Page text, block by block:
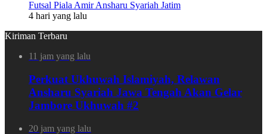
Futsal Piala Amir Ansharu Syariah Jatim
4 hari yang lalu
Kiriman Terbaru
11 jam yang lalu
Perkuat Ukhuwah Islamiyah, Relawan
Ansharu Syariah Jawa Tengah Akan Gelar
Jambore Ukhuwah #2
20 jam yang lalu